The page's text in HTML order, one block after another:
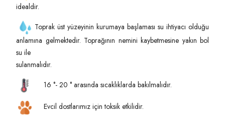
idealdir.
Toprak üst yüzeyinin kurumaya başlaması su ihtiyacı olduğu
anlamına gelmektedir. Toprağının nemini kaybetmesine yakın bol
su ile
sulanmalıdır.
16 °- 20 ° arasında sıcaklıklarda bakılmalıdır.
Evcil dostlarımız için toksik etkilidir.